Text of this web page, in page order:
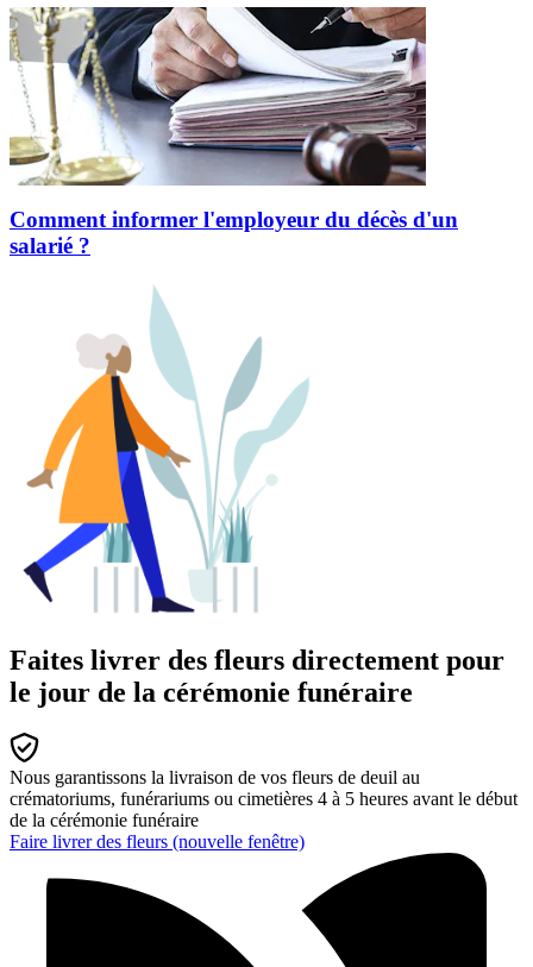
Comment informer l'employeur du décès d'un
salarié ?
Faites livrer des fleurs directement pour
le jour de la cérémonie funéraire
Nous garantissons la livraison de vos fleurs de deuil au
crématoriums, funérariums ou cimetières 4 à 5 heures avant le début
de la cérémonie funéraire
Faire livrer des fleurs (nouvelle fenêtre)